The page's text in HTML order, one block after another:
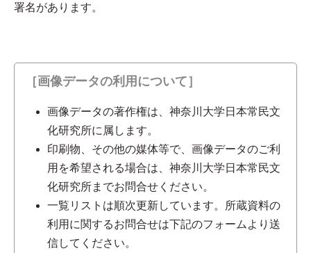
署名があります。
［画像データの利用について］
画像データの著作権は、神奈川大学日本常民文
化研究所に属します。
印刷物、その他の媒体等で、画像データのご利
用を希望される場合は、神奈川大学日本常民文
化研究所までお問合せください。
一覧リストは順次更新しています。所蔵資料の
利用に関するお問合せは下記のフォームより送
信してください。